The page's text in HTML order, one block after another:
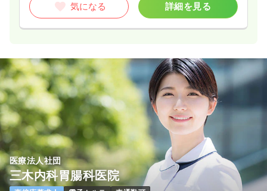
気になる 詳細を見る
医療法人社団
三木内科胃腸科医院